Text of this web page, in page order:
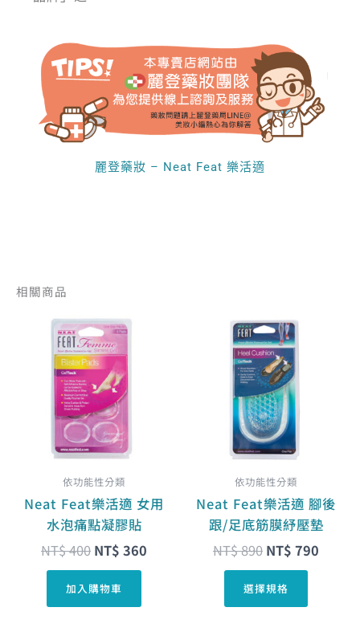
麗登藥妝 – Neat Feat 樂活適
相關商品
依功能性分類
Neat Feat樂活適 女用
水泡痛點凝膠貼
NT$400
原
始
價
格：
NT$ 400。
NT$ 360
加入購物車
依功能性分類
Neat Feat樂活適 腳後
跟/足底筋膜紓壓墊
NT$890
原
始
價
格：
NT$ 890。
NT$ 790
選擇規格
在
產
品
頁
選